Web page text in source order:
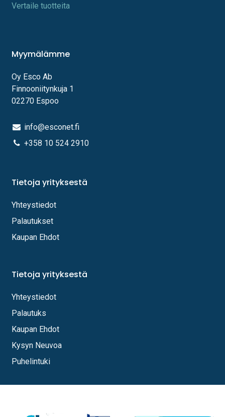
Vertaile tuotteita
Myymälämme
Oy Esco Ab
Finnooniitynkuja 1
02270 Espoo
info@esconet.fi
+358 10 524 2910
Tietoja yrityksestä
Yhteystiedot
Palautukset
Kaupan Ehdot
Tietoja yrityksestä
Yhteystiedot
Palautuks
Kaupan Ehdot
Kysyn Neuvoa
Puhelintuki